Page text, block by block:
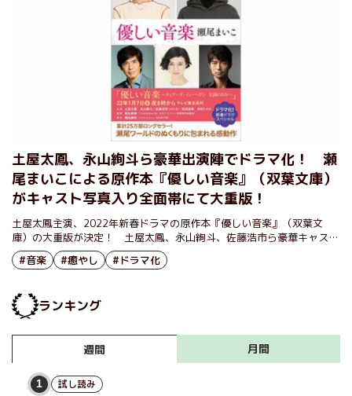
土屋太鳳、永山絢斗ら豪華出演陣でドラマ化！ 瀬
尾まいこによる原作本『優しい音楽』（双葉文庫）
がキャスト写真入り全面帯にて大重版！
土屋太鳳主演、2022年新春ドラマの原作本『優しい音楽』（双葉文
庫）の大重版が決定！ 土屋太鳳、永山絢斗、佐藤浩市ら豪華キャスト
の写真入り全面帯にて書店展開開始！
#音楽 #癒やし #ドラマ化
ランキング
週間 月間
1 試し読み